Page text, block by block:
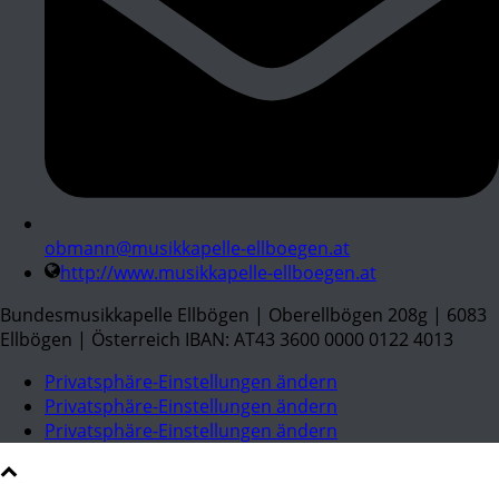
obmann@musikkapelle-ellboegen.at
http://www.musikkapelle-ellboegen.at
Bundesmusikkapelle Ellbögen | Oberellbögen 208g | 6083
Ellbögen | Österreich IBAN: AT43 3600 0000 0122 4013
Privatsphäre-Einstellungen ändern
Privatsphäre-Einstellungen ändern
Privatsphäre-Einstellungen ändern